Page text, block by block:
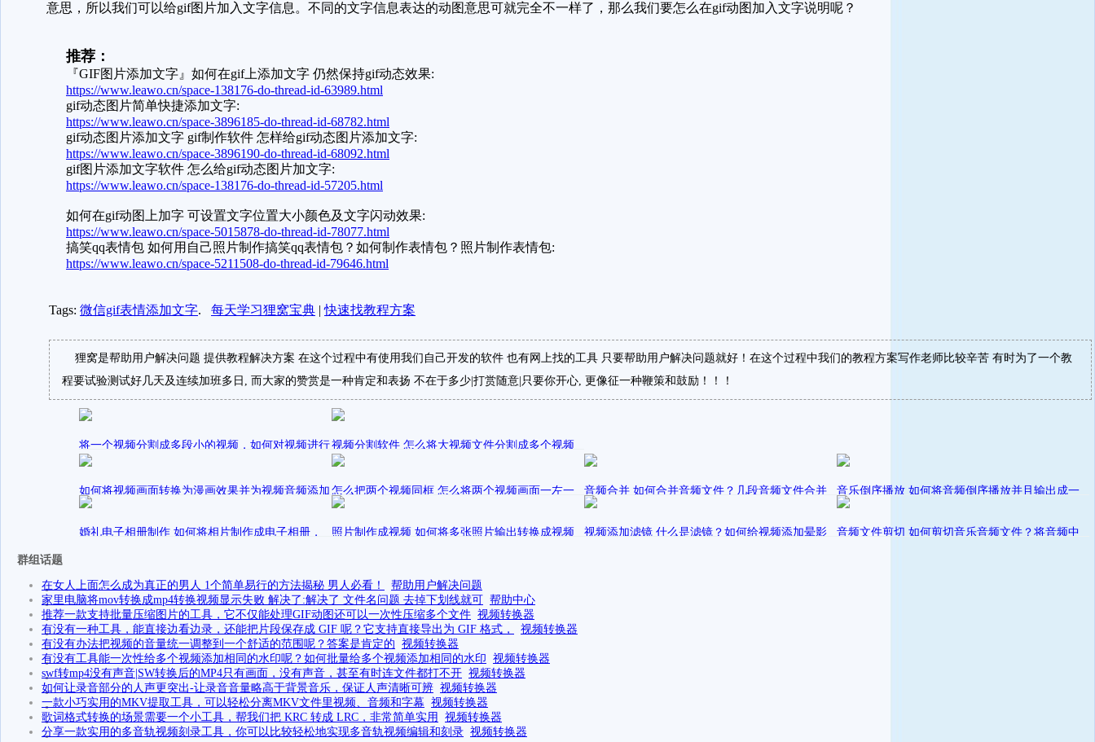
意思，所以我们可以给gif图片加入文字信息。不同的文字信息表达的动图意思可就完全不一样了，那么我们要怎么在gif动图加入文字说明呢？
推荐：
『GIF图片添加文字』如何在gif上添加文字 仍然保持gif动态效果:
https://www.leawo.cn/space-138176-do-thread-id-63989.html
gif动态图片简单快捷添加文字:
https://www.leawo.cn/space-3896185-do-thread-id-68782.html
gif动态图片添加文字 gif制作软件 怎样给gif动态图片添加文字:
https://www.leawo.cn/space-3896190-do-thread-id-68092.html
gif图片添加文字软件 怎么给gif动态图片加文字:
https://www.leawo.cn/space-138176-do-thread-id-57205.html
如何在gif动图上加字 可设置文字位置大小颜色及文字闪动效果:
https://www.leawo.cn/space-5015878-do-thread-id-78077.html
搞笑qq表情包 如何用自己照片制作搞笑qq表情包？如何制作表情包？照片制作表情包:
https://www.leawo.cn/space-5211508-do-thread-id-79646.html
Tags: 微信gif表情添加文字. 每天学习狸窝宝典 |快速找教程方案
狸窝是帮助用户解决问题 提供教程解决方案 在这个过程中有使用我们自己开发的软件 也有网上找的工具 只要帮助用户解决问题就好！在这个过程中我们的教程方案写作老师比较辛苦 有时为了一个教
程要试验测试好几天及连续加班多日, 而大家的赞赏是一种肯定和表扬 不在于多少|打赏随意|只要你开心, 更像征一种鞭策和鼓励！！！
将一个视频分割成多段小的视频，如何对视频进行
剪切
阑珊233 发表在视频分割软件
视频分割软件 怎么将大视频文件分割成多个视频
片段
July 发表在资源整合 帮助用户分析解决
如何将视频画面转换为漫画效果并为视频音频添加
混响效果？
阑珊233 发表在视频加特效
怎么把两个视频同框 怎么将两个视频画面一左一
右播放
July 发表在资源整合 帮助用户分析解决
音频合并 如何合并音频文件？几段音频文件合并
成一个大的音频文件
阑珊233 发表在 视频音频处理教程
音乐倒序播放 如何将音频倒序播放并且输出成一
个新的音频文件？
阑珊233 发表在 视频音频处理教程
婚礼电子相册制作 如何将相片制作成电子相册，
照片制作成视频 如何将多张照片输出转换成视频
视频添加滤镜 什么是滤镜？如何给视频添加晕影
音频文件剪切 如何剪切音乐音频文件？将音频中
群组话题
在女人上面怎么成为真正的男人 1个简单易行的方法揭秘 男人必看！
帮助用户解决问题
家里电脑将mov转换成mp4转换视频显示失败 解决了:解决了 文件名问题 去掉下划线就可 帮助中心
推荐一款支持批量压缩图片的工具，它不仅能处理GIF动图还可以一次性压缩多个文件 视频转换器
有没有一种工具，能直接边看边录，还能把片段保存成 GIF 呢？它支持直接导出为 GIF 格式，
视频转换器
有没有办法把视频的音量统一调整到一个舒适的范围呢？答案是肯定的 视频转换器
有没有工具能一次性给多个视频添加相同的水印呢？如何批量给多个视频添加相同的水印 视频转换器
swf转mp4没有声音|SW转换后的MP4只有画面，没有声音，甚至有时连文件都打不开 视频转换器
如何让录音部分的人声更突出-让录音音量略高于背景音乐，保证人声清晰可辨 视频转换器
一款小巧实用的MKV提取工具，可以轻松分离MKV文件里视频、音频和字幕 视频转换器
歌词格式转换的场景需要一个小工具，帮我们把 KRC 转成 LRC，非常简单实用
视频转换器
分享一款实用的多音轨视频刻录工具，你可以比较轻松地实现多音轨视频编辑和刻录 视频转换器